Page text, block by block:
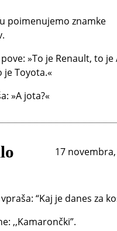
poimenujemo znamke
»To je Renault, to je
je Toyota.«
»A jota?«
17
“Kaj je danes za
,,Kamarončki”.